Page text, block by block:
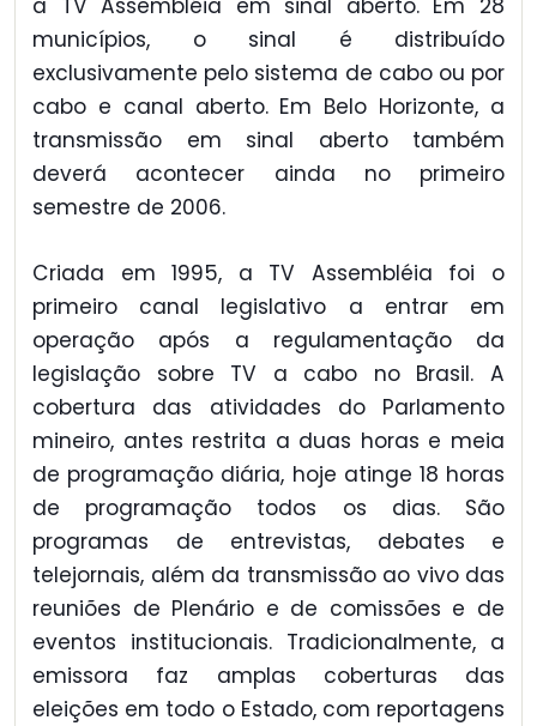
a TV Assembléia em sinal aberto. Em 28
municípios, o sinal é distribuído
exclusivamente pelo sistema de cabo ou por
cabo e canal aberto. Em Belo Horizonte, a
transmissão em sinal aberto também
deverá acontecer ainda no primeiro
semestre de 2006.
Criada em 1995, a TV Assembléia foi o
primeiro canal legislativo a entrar em
operação após a regulamentação da
legislação sobre TV a cabo no Brasil. A
cobertura das atividades do Parlamento
mineiro, antes restrita a duas horas e meia
de programação diária, hoje atinge 18 horas
de programação todos os dias. São
programas de entrevistas, debates e
telejornais, além da transmissão ao vivo das
reuniões de Plenário e de comissões e de
eventos institucionais. Tradicionalmente, a
emissora faz amplas coberturas das
eleições em todo o Estado, com reportagens